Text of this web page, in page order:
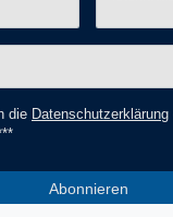
die Daten­schutz­erklärung
Abonnieren